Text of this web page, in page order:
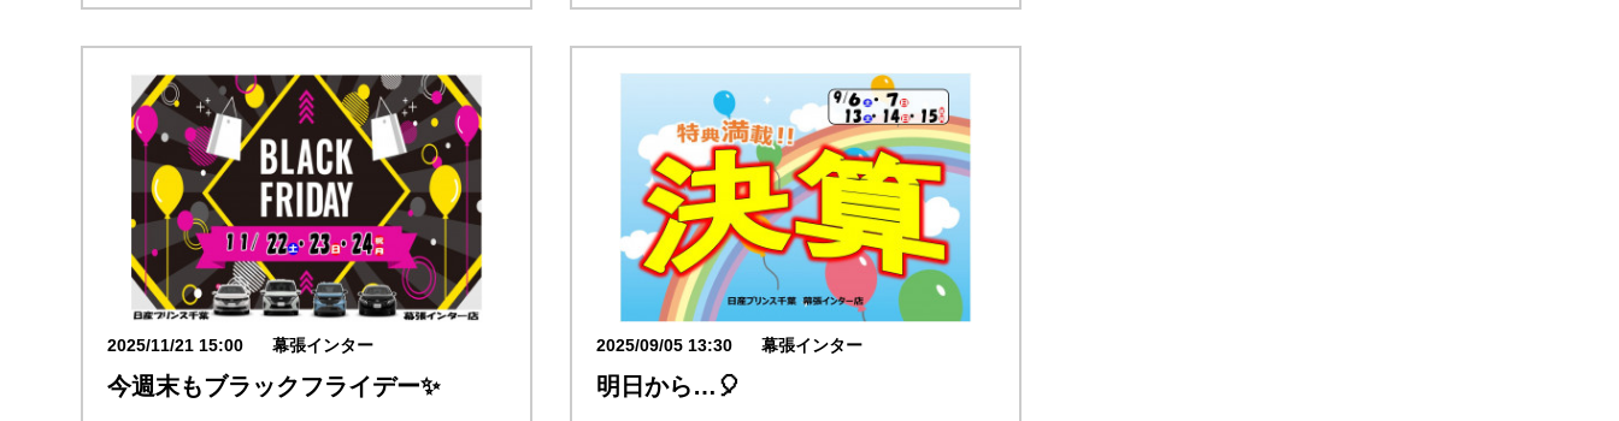
2025/11/21 15:00 幕張インター
今週末もブラックフライデー✨
2025/09/05 13:30 幕張インター
明日から…🎈